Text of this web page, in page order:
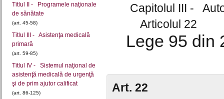
Titlul II - Programele naţionale
de sănătate
(art. 45-58)
Titlul III - Asistenţa medicală
primară
(art. 59-85)
Titlul IV - Sistemul naţional de
asistenţă medicală de urgenţă
şi de prim ajutor calificat
(art. 86-125)
Capitolul III -
Articolul 22
Lege 95 din
Art. 22